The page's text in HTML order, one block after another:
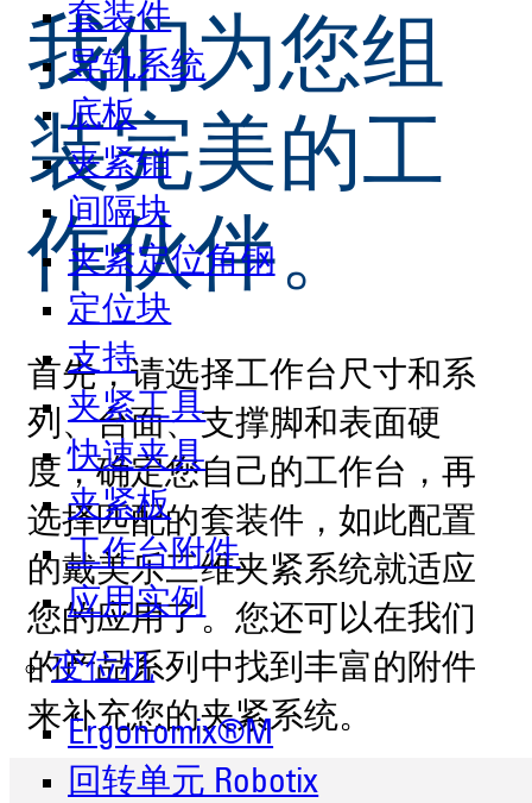
套装件
导轨系统
底板
夹紧销
间隔块
夹紧定位角钢
定位块
支持
夹紧工具
快速夹具
夹紧板
工作台附件
应用实例
变位机
Ergonomix®M
回转单元 Robotix
我们为您组
装完美的工
作伙伴。
首先，请选择工作台尺寸和系
列、台面、支撑脚和表面硬
度，确定您自己的工作台，再
选择匹配的套装件，如此配置
的戴美乐三维夹紧系统就适应
您的应用了。您还可以在我们
的产品系列中找到丰富的附件
来补充您的夹紧系统。